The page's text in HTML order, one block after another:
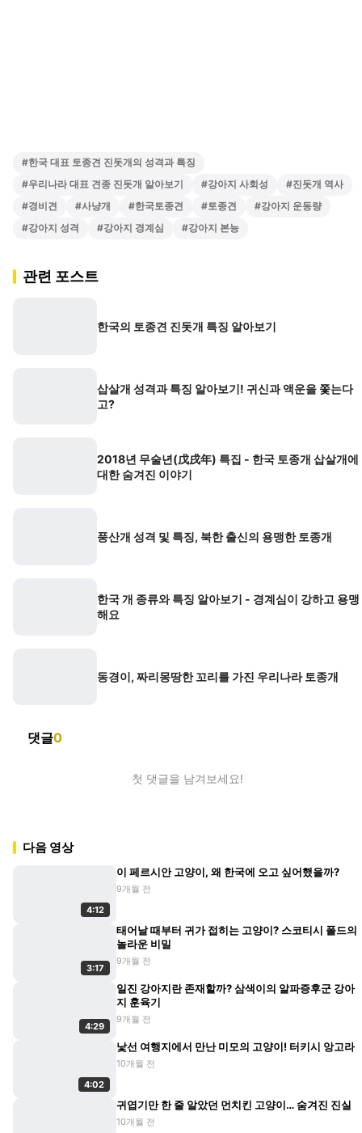
#한국 대표 토종견 진돗개의 성격과 특징
#우리나라 대표 견종 진돗개 알아보기 #강아지 사회성 #진돗개 역사
#경비견 #사냥개 #한국토종견 #토종견 #강아지 운동량
#강아지 성격 #강아지 경계심 #강아지 본능
관련 포스트
한국의 토종견 진돗개 특징 알아보기
삽살개 성격과 특징 알아보기! 귀신과 액운을 쫓는다
고?
2018년 무술년(戊戌年) 특집 - 한국 토종개 삽살개에
대한 숨겨진 이야기
풍산개 성격 및 특징, 북한 출신의 용맹한 토종개
한국 개 종류와 특징 알아보기 - 경계심이 강하고 용맹
해요
동경이, 짜리몽땅한 꼬리를 가진 우리나라 토종개
댓글0
첫 댓글을 남겨보세요!
다음 영상
4:12
이 페르시안 고양이, 왜 한국에 오고 싶어했을까?
9개월 전
3:17
태어날 때부터 귀가 접히는 고양이? 스코티시 폴드의
놀라운 비밀
9개월 전
4:29
일진 강아지란 존재할까? 삼색이의 알파증후군 강아
지 훈육기
9개월 전
4:02
낯선 여행지에서 만난 미모의 고양이! 터키시 앙고라
10개월 전
귀엽기만 한 줄 알았던 먼치킨 고양이… 숨겨진 진실
10개월 전